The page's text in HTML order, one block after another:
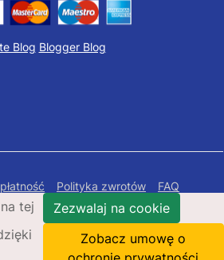
Blog Blogger Blog
Polityka zwrotów
FAQ
Mapa Strony
Bigbaterii.pl. Wszelkie prawa
zastrzeżone.
tej
Zezwalaj na cookie
Zobacz umowę o